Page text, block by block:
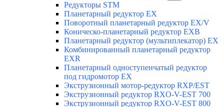
Редукторы STM
Планетарный редуктор ЕХ
Поворотный планетарный редуктор EX/V
Коническо-планетарный редуктор ЕХВ
Планетарный редуктор (мультиплекатор) ЕХ
Комбинированный планетарный редуктор
ЕХR
Планетарный одноступенчатый редуктор
под гидромотор ЕХ
Экструзионный мотор-редуктор RXP/EST
Экструзионный редуктор RXO-V-EST 700
Экструзионный редуктор RXO-V-EST 800